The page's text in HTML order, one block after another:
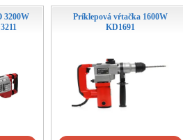
Príklepová vŕtačka 1600W
KD1691